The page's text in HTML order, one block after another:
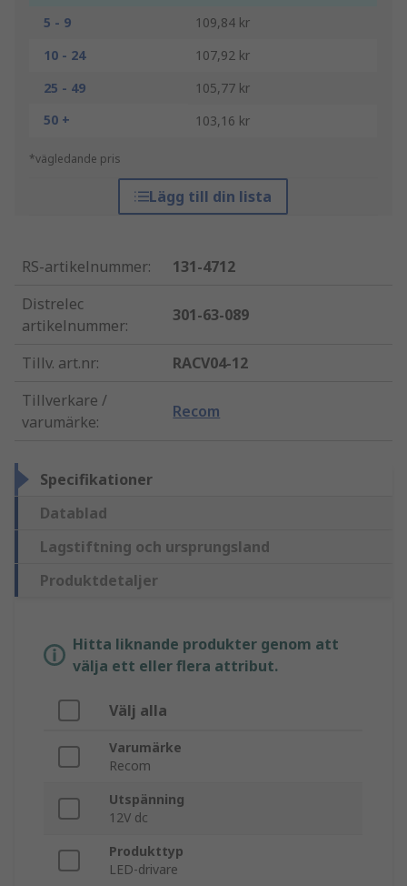
5 - 9
109,84 kr
10 - 24
107,92 kr
25 - 49
105,77 kr
50 +
103,16 kr
*vägledande pris
Lägg till din lista
RS-artikelnummer:
131-4712
Distrelec
artikelnummer:
301-63-089
Tillv. art.nr:
RACV04-12
Tillverkare /
varumärke:
Recom
Specifikationer
Datablad
Lagstiftning och ursprungsland
Produktdetaljer
Hitta liknande produkter genom att
välja ett eller flera attribut.
Välj alla
Varumärke
Recom
Utspänning
12V dc
Produkttyp
LED-drivare